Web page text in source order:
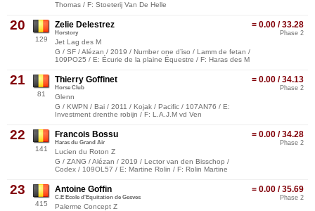
Thomas / F: Stoeterij Van De Helle
20
129
= 0.00 / 33.28
Phase 2
Zelie Delestrez
Horstory
Jet Lag des M
G / SF / Alézan / 2019 / Number one d’iso / Lamm de fetan /
109PO25 / E: Écurie de la plaine Équestre / F: Haras des M
21
81
= 0.00 / 34.13
Phase 2
Thierry Goffinet
Horse Club
Glenn
G / KWPN / Bai / 2011 / Kojak / Pacific / 107AN76 / E:
Investment drenthe robijn / F: L.A.J.M vd Ven
22
141
= 0.00 / 34.28
Phase 2
Francois Bossu
Haras du Grand Air
Lucien du Roton Z
G / ZANG / Alézan / 2019 / Lector van den Bisschop /
Codex / 109OL57 / E: Martine Rolin / F: Rolin Martine
23
415
= 0.00 / 35.69
Phase 2
Antoine Goffin
C.E Ecole d'Equitation de Gesves
Palerme Concept Z